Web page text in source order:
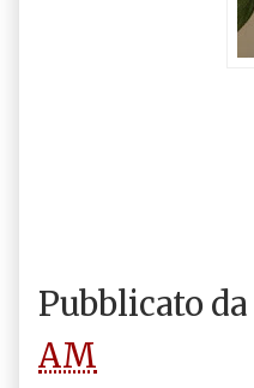
Pubblicato da
AM